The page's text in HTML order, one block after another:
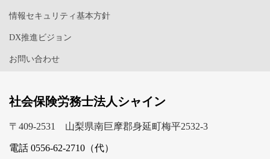
情報セキュリティ基本方針
DX推進ビジョン
お問い合わせ
社会保険労務士法人シャイン
〒409-2531 山梨県南巨摩郡身延町梅平2532-3
電話 0556-62-2710（代）